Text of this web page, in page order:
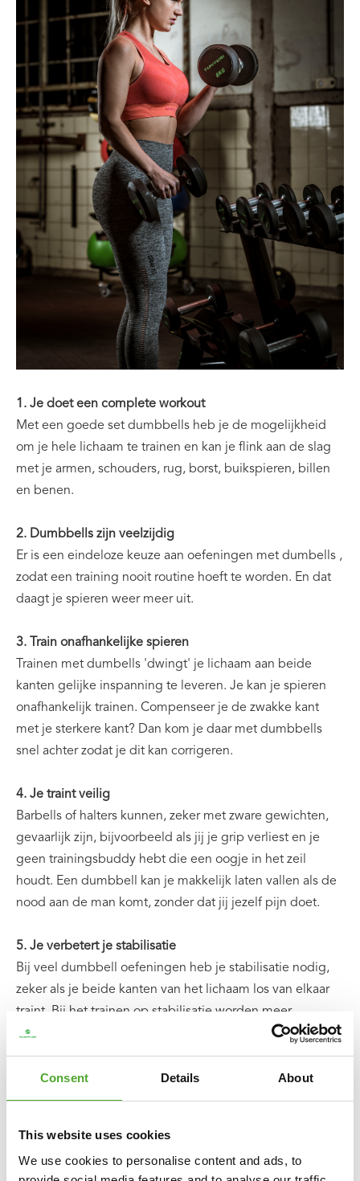
Consent Details About
This website uses cookies
We use cookies to personalise content and ads, to
1. Je doet een complete workout
Met een goede set dumbbells heb je de mogelijkheid
om je hele lichaam te trainen en kan je flink aan de slag
met je armen, schouders, rug, borst, buikspieren, billen
en benen.
2. Dumbbells zijn veelzijdig
Er is een eindeloze keuze aan oefeningen met dumbells ,
zodat een training nooit routine hoeft te worden. En dat
daagt je spieren weer meer uit.
3. Train onafhankelijke spieren
Trainen met dumbells 'dwingt' je lichaam aan beide
kanten gelijke inspanning te leveren. Je kan je spieren
onafhankelijk trainen. Compenseer je de zwakke kant
met je sterkere kant? Dan kom je daar met dumbbells
snel achter zodat je dit kan corrigeren.
4. Je traint veilig
Barbells of halters kunnen, zeker met zware gewichten,
gevaarlijk zijn, bijvoorbeeld als jij je grip verliest en je
geen trainingsbuddy hebt die een oogje in het zeil
houdt. Een dumbbell kan je makkelijk laten vallen als de
nood aan de man komt, zonder dat jij jezelf pijn doet.
5. Je verbetert je stabilisatie
Bij veel dumbbell oefeningen heb je stabilisatie nodig,
zeker als je beide kanten van het lichaam los van elkaar
traint. Bij het trainen op stabilisatie worden meer
spiervezels geactiveerd, wat een positieve invloed heeft
op de spiergroei.
6. Je vergroot je bewegingsbereik
trainen van je spieren. Ga je bijvoorbeeld bankdrukken
met een barbell, dan kan je de stang niet helemaal laten